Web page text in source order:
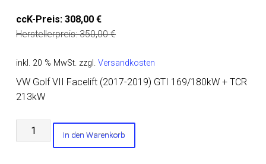
ccK-Preis:308,00€
Herstellerpreis:350,00€
inkl. 20 % MwSt. zzgl.Versandkosten
VW Golf VII Facelift (2017-2019) GTI 169/180kW + TCR
213kW
Golf
In den Warenkorb